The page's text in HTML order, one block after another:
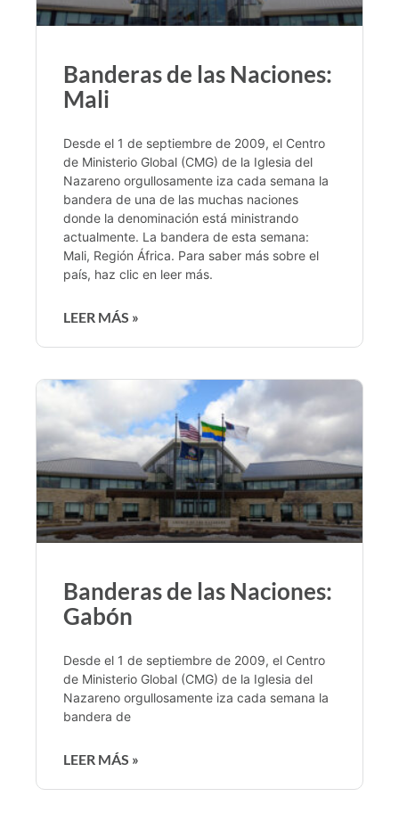
Banderas de las Naciones:
Mali
Desde el 1 de septiembre de 2009, el Centro
de Ministerio Global (CMG) de la Iglesia del
Nazareno orgullosamente iza cada semana la
bandera de una de las muchas naciones
donde la denominación está ministrando
actualmente. La bandera de esta semana:
Mali, Región África. Para saber más sobre el
país, haz clic en leer más.
LEER MÁS »
Banderas de las Naciones:
Gabón
Desde el 1 de septiembre de 2009, el Centro
de Ministerio Global (CMG) de la Iglesia del
Nazareno orgullosamente iza cada semana la
bandera de
LEER MÁS »